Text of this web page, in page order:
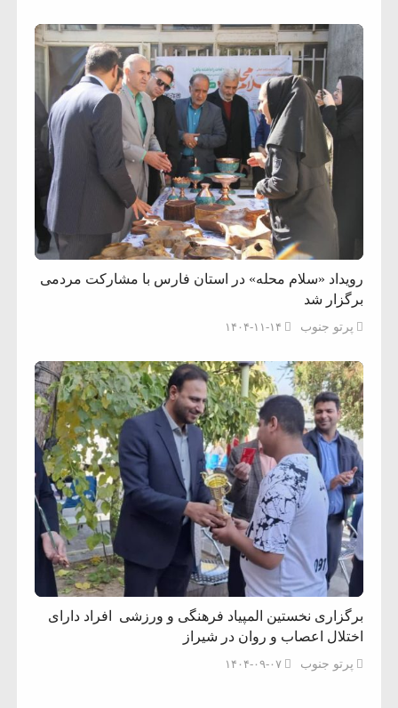
رویداد «سلام محله» در استان فارس با مشارکت مردمی
برگزار شد
پرتو جنوب ۱۴۰۴-۱۱-۱۴
برگزاری نخستین المپیاد فرهنگی و ورزشی افراد دارای
اختلال اعصاب و روان در شیراز
پرتو جنوب ۱۴۰۴-۰۹-۰۷